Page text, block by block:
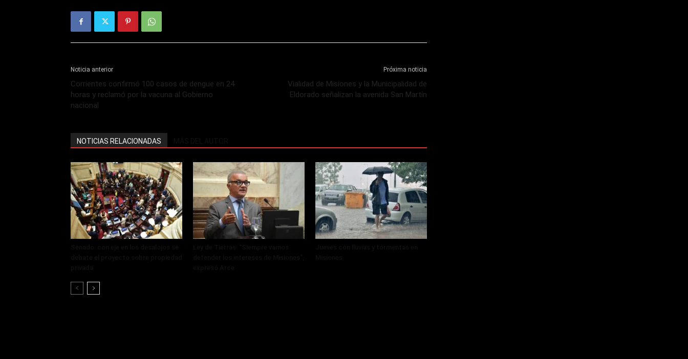
Noticia anterior
Corrientes confirmó 100 casos de dengue en 24
horas y reclamó por la vacuna al Gobierno
nacional
Próxima noticia
Vialidad de Misiones y la Municipalidad de
Eldorado señalizan la avenida San Martín
NOTICIAS RELACIONADAS